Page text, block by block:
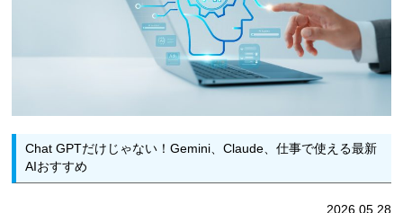
Chat GPTだけじゃない！Gemini、Claude、仕事で使える最新
AIおすすめ
2026.05.28